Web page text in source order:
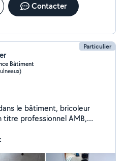
Contacter
Particulier
Bâtiment
le bâtiment, bricoleur
titre professionnel AMB,
des Bâtiments, je vous